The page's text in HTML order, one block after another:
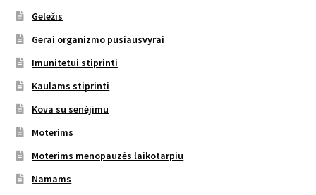
Geležis
Gerai organizmo pusiausvyrai
Imunitetui stiprinti
Kaulams stiprinti
Kova su senėjimu
Moterims
Moterims menopauzės laikotarpiu
Namams